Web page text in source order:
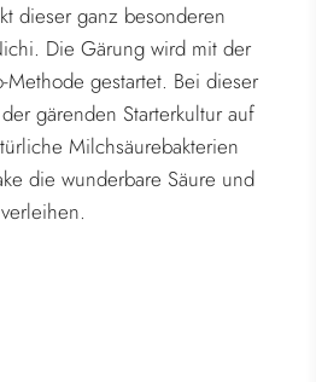
dieser ganz besonderen
Die Gärung wird mit der
gestartet. Bei dieser
gärenden Starterkultur auf
Milchsäurebakterien
die wunderbare Säure und